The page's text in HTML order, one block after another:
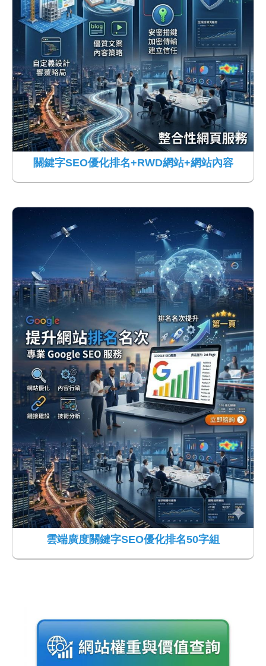
關鍵字SEO優化排名+RWD網站+網站內容
雲端廣度關鍵字SEO優化排名50字組